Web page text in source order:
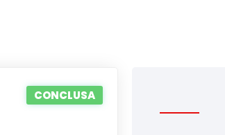
CONCLUSA